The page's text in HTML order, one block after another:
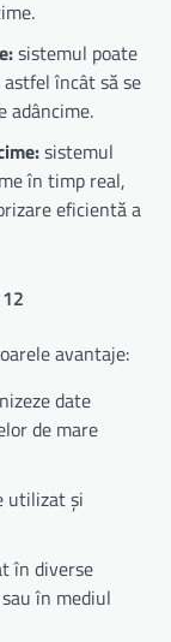
sistemul poate
încât să se
adâncime.
sistemul
în timp real,
eficientă a
avantaje:
date
de mare
utilizat și
în diverse
în mediul